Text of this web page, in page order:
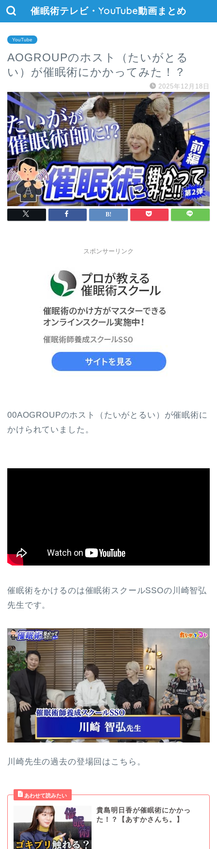
催眠術テレビ・YouTube動画まとめ
YouTube
AOGROUPのホスト（たいがとる
い）が催眠術にかかってみた！？
2025年12月18日
スポンサーリンク
00AOGROUPのホスト（たいがとるい）が催眠術に
かけられていました。
催眠術をかけるのは催眠術スクールSSOの川崎智弘
先生です。
川崎先生の過去の登場回はこちら。
貴島明日香が催眠術にかかっ
た！？【あすかさんち。】